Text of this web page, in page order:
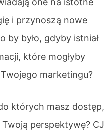
i przynoszą nowe
by było, gdyby istniał
które mogłyby
marketingu?
których masz dostęp,
Twoją perspektywę? CJ